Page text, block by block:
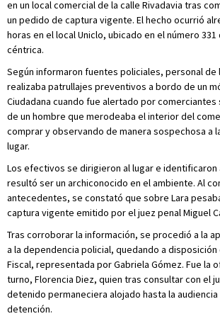
en un local comercial de la calle Rivadavia tras
un pedido de captura vigente. El hecho ocurrió
horas en el local Uniclo, ubicado en el número
céntrica.
Según informaron fuentes policiales, personal de
realizaba patrullajes preventivos a bordo de un
Ciudadana cuando fue alertado por
de un hombre que merodeaba el interior del
comprar y observando de manera sospechosa a
lugar.
Los efectivos se dirigieron al lugar e identificaron
resultó ser un archiconocido en el ambiente. Al
antecedentes, se constató que sobre Lara
captura vigente emitido por el juez penal Miguel
Tras corroborar la información, se procedió a la
a la dependencia policial, quedando a
Fiscal, representada por Gabriela Gómez. Fue la
turno, Florencia Diez, quien tras consultar con el
detenido permaneciera alojado hasta la
detención.